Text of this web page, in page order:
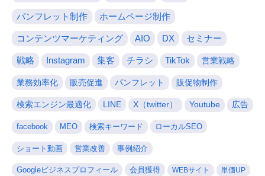
パンフレット制作 ホームページ制作
コンテンツマーケティング AIO DX セミナー
戦略 Instagram 集客 チラシ TikTok 営業戦略
業務効率化 販売促進 パンフレット 販促物制作
検索エンジン最適化 LINE X（twitter） Youtube 広告
facebook MEO 検索キーワード ローカルSEO
ショート動画 営業改善 事例紹介
Googleビジネスプロフィール 会員獲得 WEBサイト 単価UP